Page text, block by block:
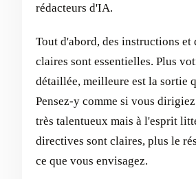
rédacteurs d'IA.
Tout d'abord, des instructions et
claires sont essentielles. Plus
détaillée, meilleure est la sortie
Pensez-y comme si vous
très talentueux mais à l'esprit
directives sont claires, plus le
ce que vous envisagez.